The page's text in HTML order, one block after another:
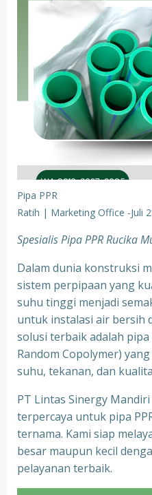
Pipa PPR
Ratih | Marketing Office -Juli
Spesialis Pipa PPR Rucika
Dalam dunia konstruksi
sistem perpipaan yang
suhu tinggi menjadi
untuk instalasi air bersih
solusi terbaik adalah pipa
Random Copolymer)
suhu, tekanan, dan
PT Lintas Sinergy
terpercaya untuk pipa
ternama. Kami siap
besar maupun kecil
pelayanan terbaik.